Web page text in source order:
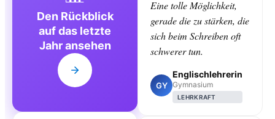
Den Rückblick
auf das letzte
Jahr ansehen
Eine tolle Möglichkeit,
gerade die zu stärken, die
sich beim Schreiben oft
schwerer tun.
GY
Englischlehrerin
Gymnasium
LEHRKRAFT